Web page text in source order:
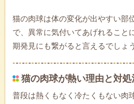
猫の肉球は体の変化が出やすい部
で、異常に気付いてあげれること
期発見にも繋がると言えるでしょう
猫の肉球が熱い理由と対処
普段は熱くもなく冷たくもない肉